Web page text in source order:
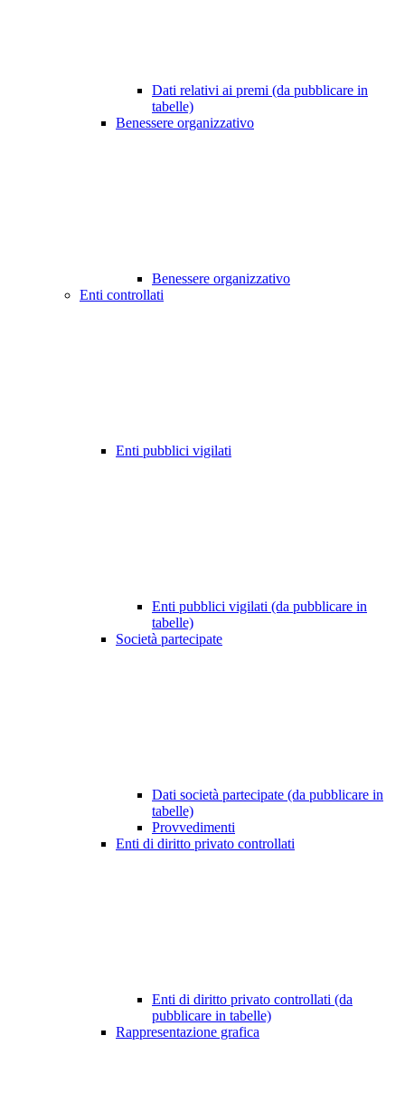
Dati relativi ai premi (da pubblicare in
tabelle)
Benessere organizzativo
Benessere organizzativo
Enti controllati
Enti pubblici vigilati
Enti pubblici vigilati (da pubblicare in
tabelle)
Società partecipate
Dati società partecipate (da pubblicare in
tabelle)
Provvedimenti
Enti di diritto privato controllati
Enti di diritto privato controllati (da
pubblicare in tabelle)
Rappresentazione grafica